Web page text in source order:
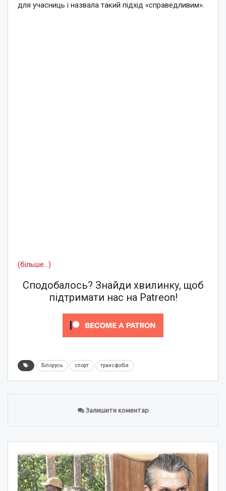
для учасниць і назвала такий підхід «справедливим».
(більше…)
Сподобалось? Знайди хвилинку, щоб
підтримати нас на Patreon!
Білорусь спорт трансфобія
Залишити коментар